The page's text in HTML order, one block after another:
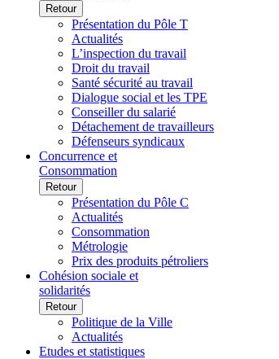
Retour
Présentation du Pôle T
Actualités
L’inspection du travail
Droit du travail
Santé sécurité au travail
Dialogue social et les TPE
Conseiller du salarié
Détachement de travailleurs
Défenseurs syndicaux
Concurrence et
Consommation
Retour
Présentation du Pôle C
Actualités
Consommation
Métrologie
Prix des produits pétroliers
Cohésion sociale et
solidarités
Retour
Politique de la Ville
Actualités
Etudes et statistiques